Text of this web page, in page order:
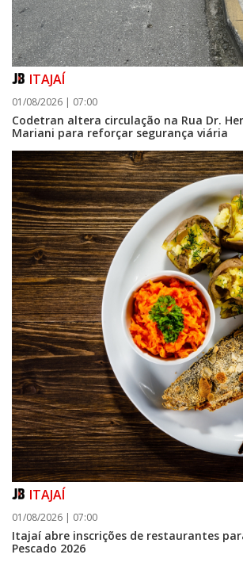
ITAJAÍ
01/08/2026 | 07:00
Codetran altera circulação na Rua Dr.
Mariani para reforçar segurança viária
ITAJAÍ
01/08/2026 | 07:00
Itajaí abre inscrições de restaurantes
Pescado 2026